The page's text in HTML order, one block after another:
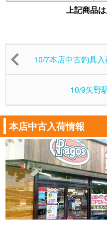
上記商品
10/7本店中古釣具入
10/9矢野
本店中古入荷情報